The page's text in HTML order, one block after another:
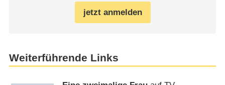
jetzt anmelden
Weiterführende Links